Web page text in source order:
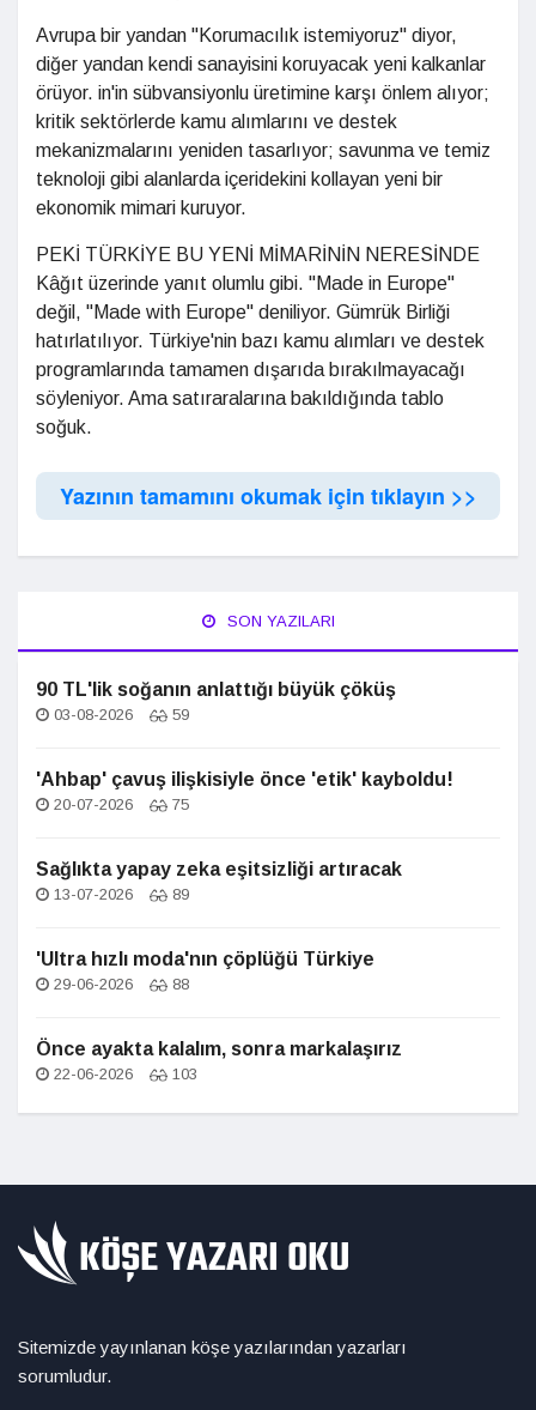
Avrupa bir yandan "Korumacılık istemiyoruz" diyor,
diğer yandan kendi sanayisini koruyacak yeni kalkanlar
örüyor. in'in sübvansiyonlu üretimine karşı önlem alıyor;
kritik sektörlerde kamu alımlarını ve destek
mekanizmalarını yeniden tasarlıyor; savunma ve temiz
teknoloji gibi alanlarda içeridekini kollayan yeni bir
ekonomik mimari kuruyor.
PEKİ TÜRKİYE BU YENİ MİMARİNİN NERESİNDE
Kâğıt üzerinde yanıt olumlu gibi. "Made in Europe"
değil, "Made with Europe" deniliyor. Gümrük Birliği
hatırlatılıyor. Türkiye'nin bazı kamu alımları ve destek
programlarında tamamen dışarıda bırakılmayacağı
söyleniyor. Ama satıraralarına bakıldığında tablo
soğuk.
Yazının tamamını okumak için tıklayın >>
SON YAZILARI
90 TL'lik soğanın anlattığı büyük çöküş
03-08-2026 59
'Ahbap' çavuş ilişkisiyle önce 'etik' kayboldu!
20-07-2026 75
Sağlıkta yapay zeka eşitsizliği artıracak
13-07-2026 89
'Ultra hızlı moda'nın çöplüğü Türkiye
29-06-2026 88
Önce ayakta kalalım, sonra markalaşırız
22-06-2026 103
Sitemizde yayınlanan köşe yazılarından yazarları
sorumludur.